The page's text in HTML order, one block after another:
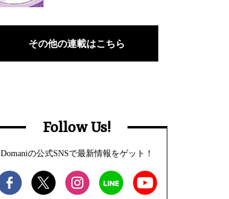
その他の連載はこちら
Follow Us!
Domaniの公式SNSで最新情報をゲット！